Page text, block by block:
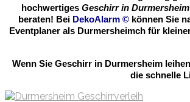
hochwertiges Geschirr in Durmersheim
beraten! Bei DekoAlarm © können Sie
Eventplaner als Durmersheimch für
Wenn Sie Geschirr in Durmersheim
die schnelle